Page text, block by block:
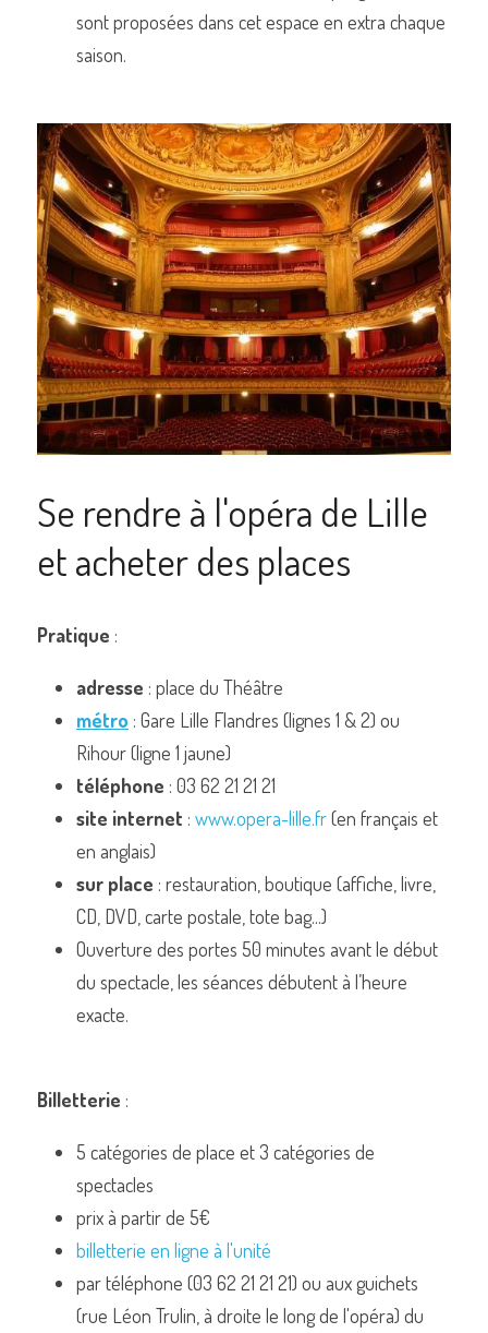
sont proposées dans cet espace en extra chaque
saison.
Se rendre à l'opéra de Lille
et acheter des places
Pratique :
adresse : place du Théâtre
métro : Gare Lille Flandres (lignes 1 & 2) ou
Rihour (ligne 1 jaune)
téléphone : 03 62 21 21 21
site internet : www.opera-lille.fr (en français et
en anglais)
sur place : restauration, boutique (affiche, livre,
CD, DVD, carte postale, tote bag...)
Ouverture des portes 50 minutes avant le début
du spectacle, les séances débutent à l’heure
exacte.
Billetterie :
5 catégories de place et 3 catégories de
spectacles
prix à partir de 5€
billetterie en ligne à l'unité
par téléphone (03 62 21 21 21) ou aux guichets
(rue Léon Trulin, à droite le long de l'opéra) du